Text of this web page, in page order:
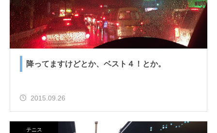
降ってますけどとか、ベスト４！とか。
2015.09.26
テニス